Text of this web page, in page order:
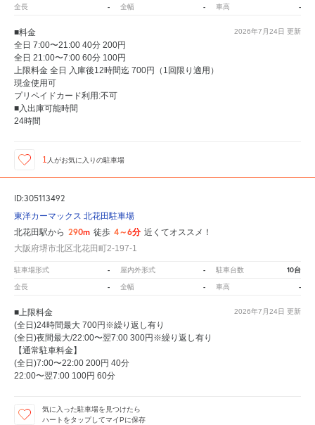
全長 - 全幅 - 車高 -
2026年7月24日 更新
■料金
全日 7:00〜21:00 40分 200円
全日 21:00〜7:00 60分 100円
上限料金 全日 入庫後12時間迄 700円（1回限り適用）
現金使用可
プリペイドカード利用:不可
■入出庫可能時間
24時間
1 人がお気に入りの駐車場
ID:305113492
東洋カーマックス 北花田駐車場
北花田駅から 290m 徒歩 4～6分 近くてオススメ！
大阪府堺市北区北花田町2-197-1
駐車場形式 - 屋内外形式 - 駐車台数 10台
全長 - 全幅 - 車高 -
2026年7月24日 更新
■上限料金
(全日)24時間最大 700円※繰り返し有り
(全日)夜間最大/22:00〜翌7:00 300円※繰り返し有り
【通常駐車料金】
(全日)7:00〜22:00 200円 40分
22:00〜翌7:00 100円 60分
気に入った駐車場を見つけたら
ハートをタップしてマイPに保存